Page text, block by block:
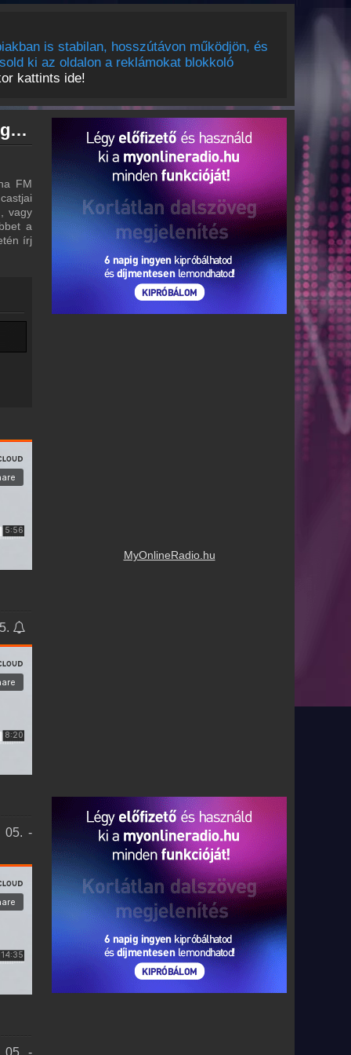
is stabilan, hosszútávon működjön, és
ki az oldalon a reklámokat blokkoló
kattints ide!
MyOnlineRadio.hu
Manna FM archívum - Manna FM podcasts - Manna FM visszahallgatás
FM
vagy
a
írj
05. -